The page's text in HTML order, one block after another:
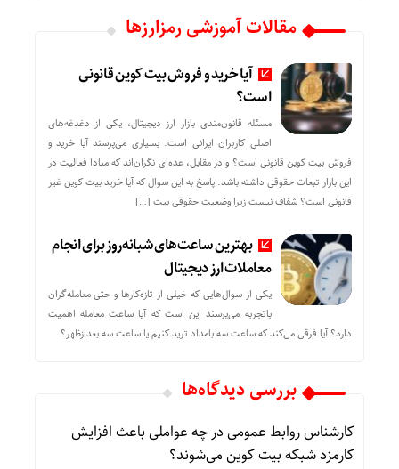
مقالات آموزشی رمزارزها
آیا خرید و فروش بیت کوین قانونی
است؟
مسئله قانون‌مندی بازار ارز دیجیتال، یکی از دغدغه‌های
اصلی کاربران ایرانی است. بسیاری می‌پرسند آیا خرید و
فروش بیت کوین قانونی است؟ و در مقابل، عده‌ای نگران‌اند که مبادا فعالیت در
این بازار تبعات حقوقی داشته باشد. پاسخ به این سوال که آیا خرید بیت کوین غیر
قانونی است؟ شفاف نیست زیرا وضعیت حقوقی بیت‌ […]
بهترین ساعت‌های شبانه‌روز برای انجام
معاملات ارز دیجیتال
یکی از سوال‌هایی که خیلی از تازه‌کارها و حتی معامله‌گران
باتجربه می‌پرسند این است که آیا ساعت معامله اهمیت
دارد؟ آیا فرقی می‌کند که ساعت سه بامداد ترید کنیم یا ساعت سه بعدازظهر؟
بررسی دیدگاه‌ها
کارشناس روابط عمومیدرچه عواملی باعث افزایش
کارمزد شبکه بیت کوین می‌شوند؟